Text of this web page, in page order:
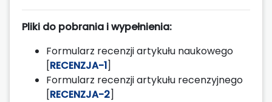
Pliki do pobrania i wypełnienia:
Formularz recenzji artykułu naukowego
[RECENZJA-1]
Formularz recenzji artykułu recenzyjnego
[RECENZJA-2]